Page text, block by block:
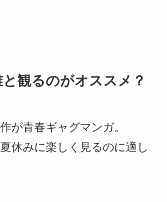
と観るのがオススメ？
が青春ギャグマンガ。
休みに楽しく見るのに適し